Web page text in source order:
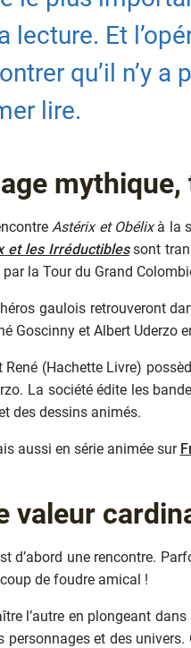
lecture. Et
qu’il n’y a
lire.
Astérix et Obélixà la
et les Irréductiblessont
la Tour du Grand
gaulois retrouveront
Goscinny et Albert Uderzo
(Hachette Livre)
La société édite les
des dessins animés.
aussi en série animée sur
valeur
d’abord une rencontre.
de foudre amical !
l’autre en plongeant
personnages et des